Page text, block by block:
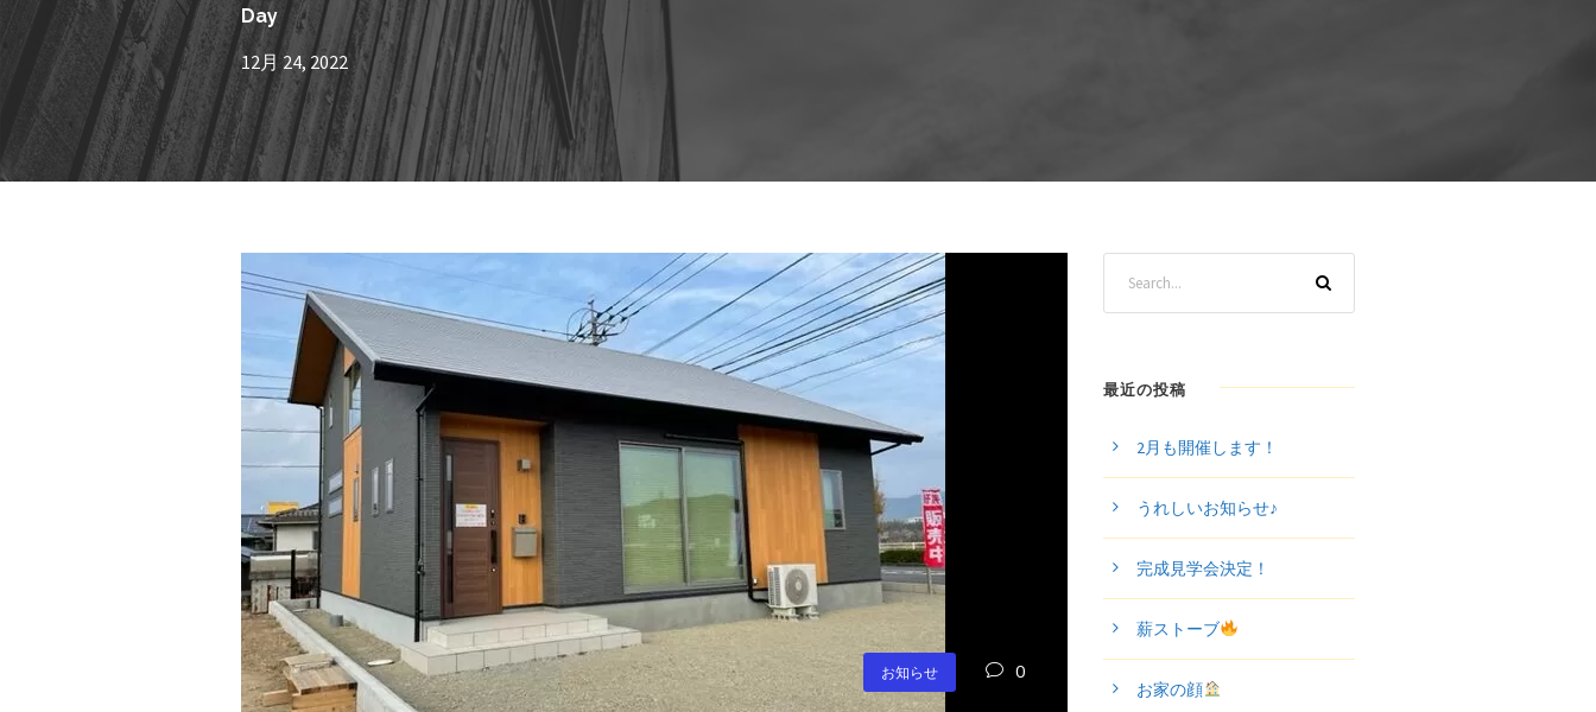
Day
12月 24, 2022
お知らせ 0
最近の投稿
2月も開催します！
うれしいお知らせ♪
完成見学会決定！
薪ストーブ
お家の顔